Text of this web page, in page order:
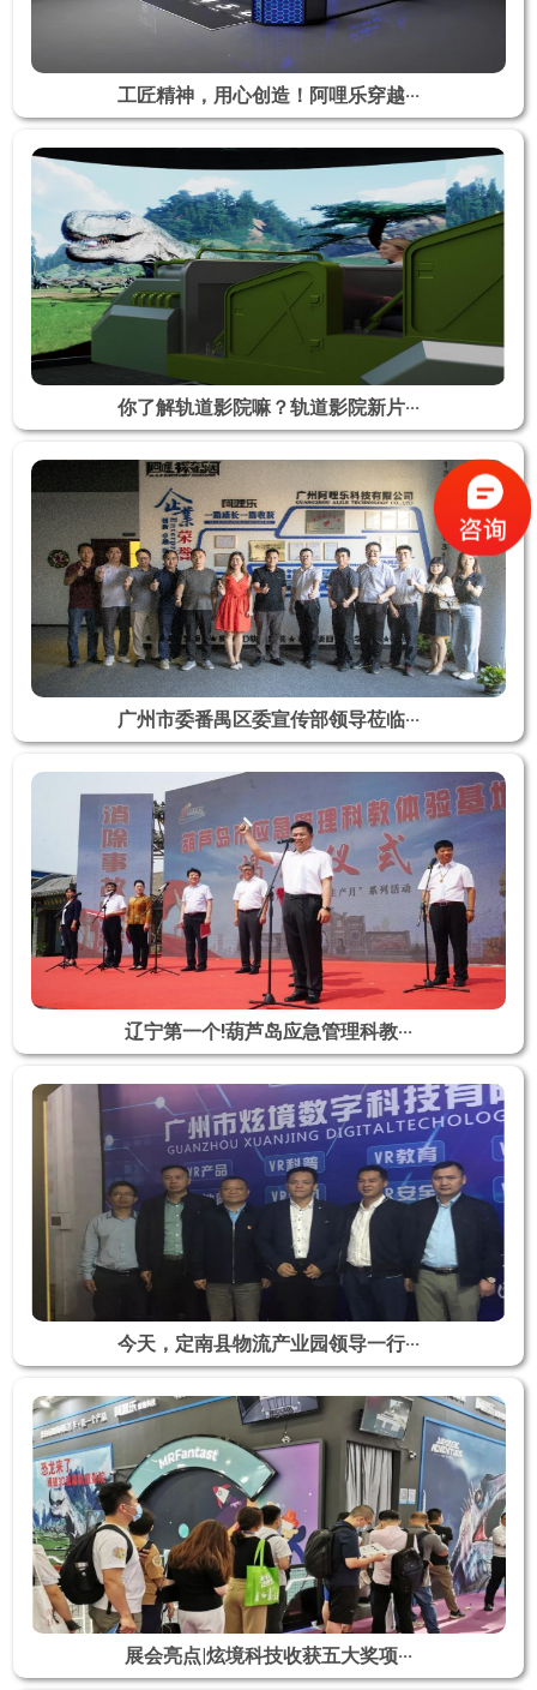
工匠精神，用心创造！阿哩乐穿越···
你了解轨道影院嘛？轨道影院新片···
广州市委番禺区委宣传部领导莅临···
辽宁第一个!葫芦岛应急管理科教···
今天，定南县物流产业园领导一行···
展会亮点|炫境科技收获五大奖项···